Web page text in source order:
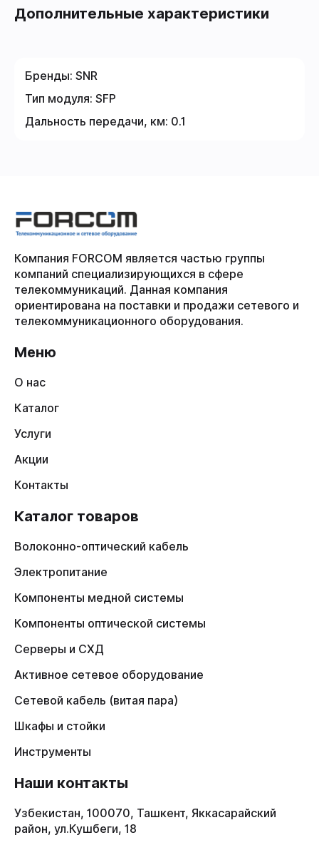
Дополнительные характеристики
Бренды: SNR
Тип модуля: SFP
Дальность передачи, км: 0.1
Компания FORCOM является частью группы
компаний специализирующихся в сфере
телекоммуникаций. Данная компания
ориентирована на поставки и продажи сетевого и
телекоммуникационного оборудования.
Меню
О нас
Каталог
Услуги
Акции
Контакты
Каталог товаров
Волоконно-оптический кабель
Электропитание
Компоненты медной системы
Компоненты оптической системы
Серверы и СХД
Активное сетевое оборудование
Сетевой кабель (витая пара)
Шкафы и стойки
Инструменты
Наши контакты
Узбекистан, 100070, Ташкент, Яккасарайский
район, ул.Кушбеги, 18